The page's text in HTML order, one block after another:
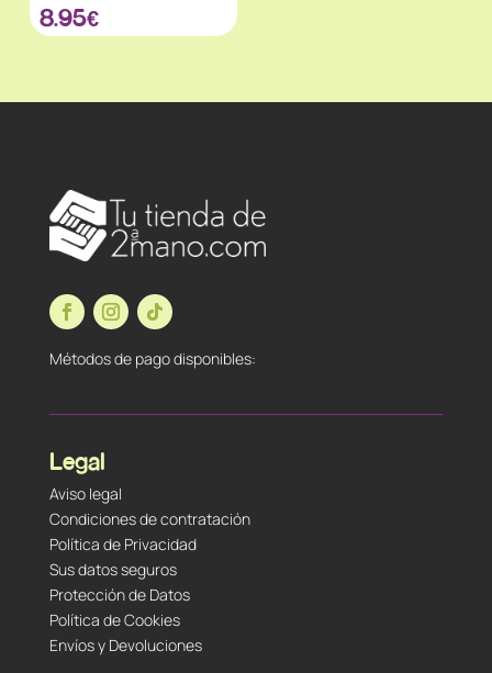
8.95€
Métodos de pago disponibles:
Legal
Aviso legal
Condiciones de contratación
Política de Privacidad
Sus datos seguros
Protección de Datos
Política de Cookies
Envíos y Devoluciones